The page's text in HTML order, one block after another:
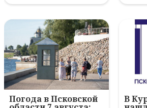
Погода в Псковской В